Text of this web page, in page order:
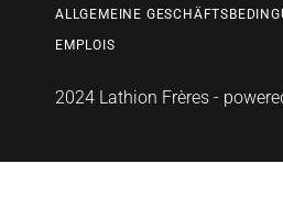
ALLGEMEINE
EMPLOIS
2024 Lathion Frères -